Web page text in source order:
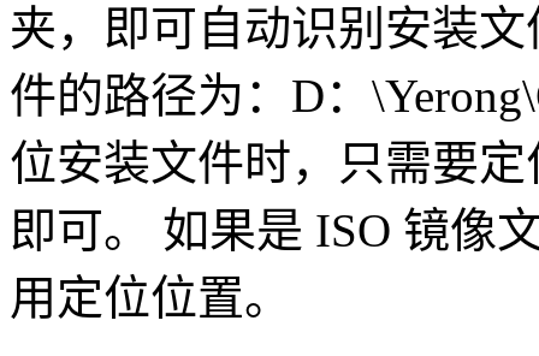
夹，即可自动识别安装
件的路径为：D：
位安装文件时，只需要定
即可。 如果是 ISO 镜像
用定位位置。